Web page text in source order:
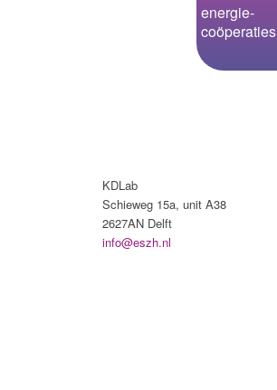
energie­-
coöperaties
KDLab
Schieweg 15a, unit A38
2627AN Delft
info@eszh.nl